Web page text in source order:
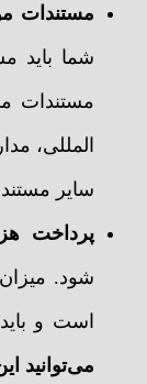
مستندات
شما باید
مستندات
المللی،
سایر
پرداخت
شود.
است و
می‌توانید